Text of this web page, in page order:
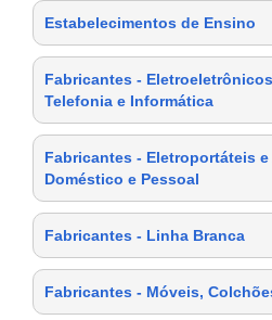
Estabelecimentos de Ensino
Fabricantes -
Telefonia e Informática
Fabricantes - Eletroportáteis
Doméstico e Pessoal
Fabricantes - Linha Branca
Fabricantes - Móveis,